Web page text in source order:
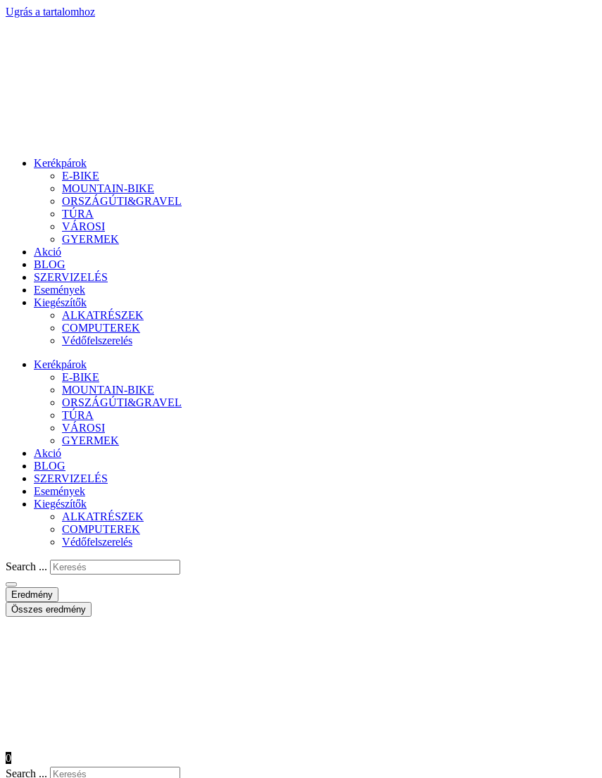
Ugrás a tartalomhoz
Kerékpárok
E-BIKE
MOUNTAIN-BIKE
ORSZÁGÚTI&GRAVEL
TÚRA
VÁROSI
GYERMEK
Akció
BLOG
SZERVIZELÉS
Események
Kiegészítők
ALKATRÉSZEK
COMPUTEREK
Védőfelszerelés
Kerékpárok
E-BIKE
MOUNTAIN-BIKE
ORSZÁGÚTI&GRAVEL
TÚRA
VÁROSI
GYERMEK
Akció
BLOG
SZERVIZELÉS
Események
Kiegészítők
ALKATRÉSZEK
COMPUTEREK
Védőfelszerelés
Search ...
Eredmény
Összes eredmény
0
Search ...